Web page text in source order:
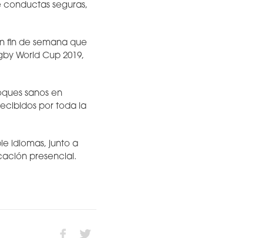
seguras,
fin de semana que
World Cup 2019,
sanos en
por toda la
idiomas, junto a
presencial.